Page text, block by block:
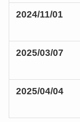
2024/11/01
2025/03/07
2025/04/04